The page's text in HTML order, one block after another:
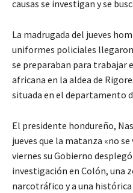
causas se investigan y se
La madrugada del jueves
uniformes policiales
se preparaban para trabajar
africana en la aldea de
situada en el departamento
El presidente hondureño,
jueves que la matanza «no
viernes su Gobierno
investigación en Colón, una
narcotráfico y a una